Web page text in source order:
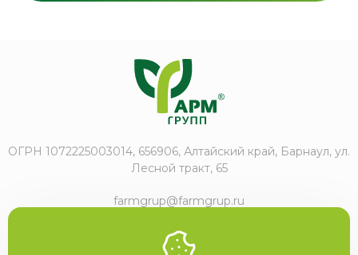
ОГРН 1072225003014, 656906, Алтайский край, Барнаул, ул.
Лесной тракт, 65
farmgrup@farmgrup.ru
+7 (3852) 57-77-47